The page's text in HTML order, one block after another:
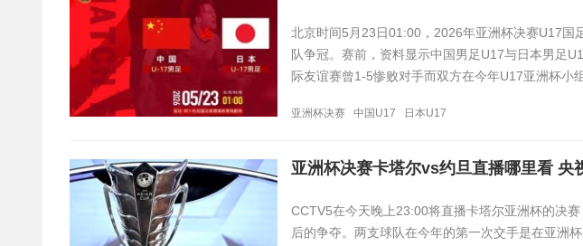
北京时间5月23日01:00，2026年亚洲杯决赛U17国
队争冠。赛前，资料显示中国男足U17与日本男足
际友谊赛曾1-5惨败对手而双方在今年U17亚洲杯小
亚洲杯决赛 中国U17 日本U17
亚洲杯决赛卡塔尔vs约旦直播哪里看 央
CCTV5在今天晚上23:00将直播卡塔尔亚洲杯的决
后的争夺。两支球队在今年的第一次交手是在亚洲